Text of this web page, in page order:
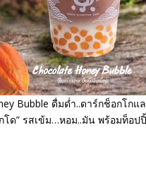
Bubble ดื่มด่ำ..ดาร์กช็อกโกแ
โด” รสเข้ม…หอม..มัน พร้อมท็อป